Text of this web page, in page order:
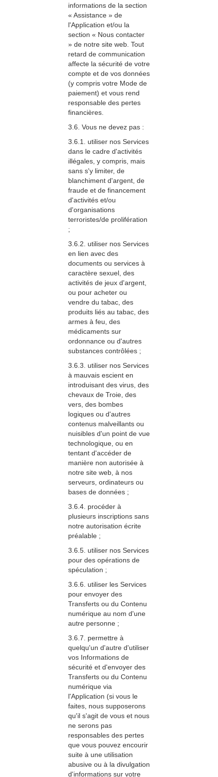
informations de la section
« Assistance » de
l'Application et/ou la
section « Nous contacter
» de notre site web. Tout
retard de communication
affecte la sécurité de votre
compte et de vos données
(y compris votre Mode de
paiement) et vous rend
responsable des pertes
financières.
3.6. Vous ne devez pas :
3.6.1. utiliser nos Services
dans le cadre d'activités
illégales, y compris, mais
sans s'y limiter, de
blanchiment d'argent, de
fraude et de financement
d'activités et/ou
d'organisations
terroristes/de prolifération
;
3.6.2. utiliser nos Services
en lien avec des
documents ou services à
caractère sexuel, des
activités de jeux d'argent,
ou pour acheter ou
vendre du tabac, des
produits liés au tabac, des
armes à feu, des
médicaments sur
ordonnance ou d'autres
substances contrôlées ;
3.6.3. utiliser nos Services
à mauvais escient en
introduisant des virus, des
chevaux de Troie, des
vers, des bombes
logiques ou d'autres
contenus malveillants ou
nuisibles d'un point de vue
technologique, ou en
tentant d'accéder de
manière non autorisée à
notre site web, à nos
serveurs, ordinateurs ou
bases de données ;
3.6.4. procéder à
plusieurs inscriptions sans
notre autorisation écrite
préalable ;
3.6.5. utiliser nos Services
pour des opérations de
spéculation ;
3.6.6. utiliser les Services
pour envoyer des
Transferts ou du Contenu
numérique au nom d'une
autre personne ;
3.6.7. permettre à
quelqu'un d'autre d'utiliser
vos Informations de
sécurité et d'envoyer des
Transferts ou du Contenu
numérique via
l'Application (si vous le
faites, nous supposerons
qu'il s'agit de vous et nous
ne serons pas
responsables des pertes
que vous pouvez encourir
suite à une utilisation
abusive ou à la divulgation
d'informations sur votre